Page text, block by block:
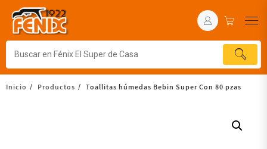
Inicio Productos Toallitas húmedas Bebin Super Con 80 pzas